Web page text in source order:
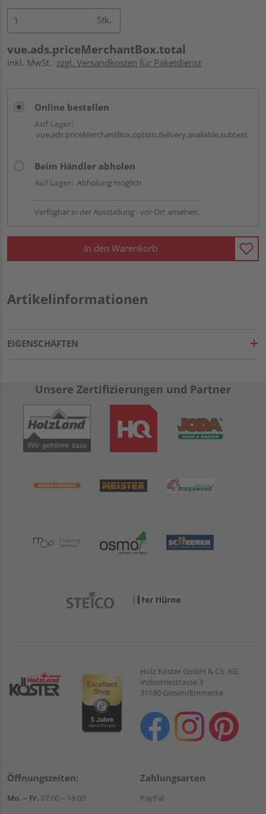
Stk.
vue.ads.priceMerchantBox.total
inkl. MwSt. zzgl. Versandkosten für Paketdienst
Online bestellen
Auf Lager:
vue.ads.priceMerchantBox.option.delivery.available.subtext
Beim Händler abholen
Auf Lager: Abholung möglich
Verfügbar in der Ausstellung - vor Ort ansehen.
In den Warenkorb
Artikelinformationen
EIGENSCHAFTEN
Unsere Zertifizierungen und Partner
Holz Köster GmbH & Co. KG
Industriestrasse 3
31180 Giesen/Emmerke
Öffnungszeiten:
Mo. – Fr. 07:00 – 18:00
Zahlungsarten
PayPal